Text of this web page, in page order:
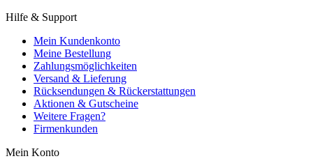
Hilfe & Support
Mein Kundenkonto
Meine Bestellung
Zahlungsmöglichkeiten
Versand & Lieferung
Rücksendungen & Rückerstattungen
Aktionen & Gutscheine
Weitere Fragen?
Firmenkunden
Mein Konto